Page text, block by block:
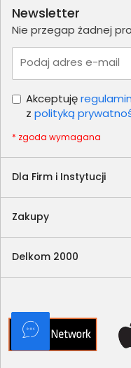
Dla Firm i Instytucji
Zakupy
Delkom 2000
Newsletter
Nie przegap żadnej
Podaj adres e-mail
Akceptujęregulamin
z polityką
* zgoda wymagana